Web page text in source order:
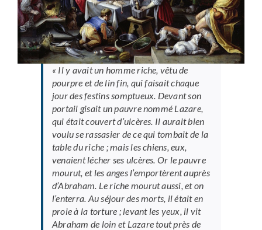
« Il y avait un homme riche, vêtu de
pourpre et de lin fin, qui faisait chaque
jour des festins somptueux. Devant son
portail gisait un pauvre nommé Lazare,
qui était couvert d’ulcères. Il aurait bien
voulu se rassasier de ce qui tombait de la
table du riche ; mais les chiens, eux,
venaient lécher ses ulcères. Or le pauvre
mourut, et les anges l’emportèrent auprès
d’Abraham. Le riche mourut aussi, et on
l’enterra. Au séjour des morts, il était en
proie à la torture ; levant les yeux, il vit
Abraham de loin et Lazare tout près de